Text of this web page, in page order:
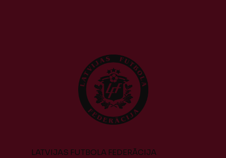
LATVIJAS FUTBOLA FEDERĀCIJA